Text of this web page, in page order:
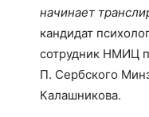
начинает
кандидат
сотрудник НМИЦ
П. Сербского
Калашникова.